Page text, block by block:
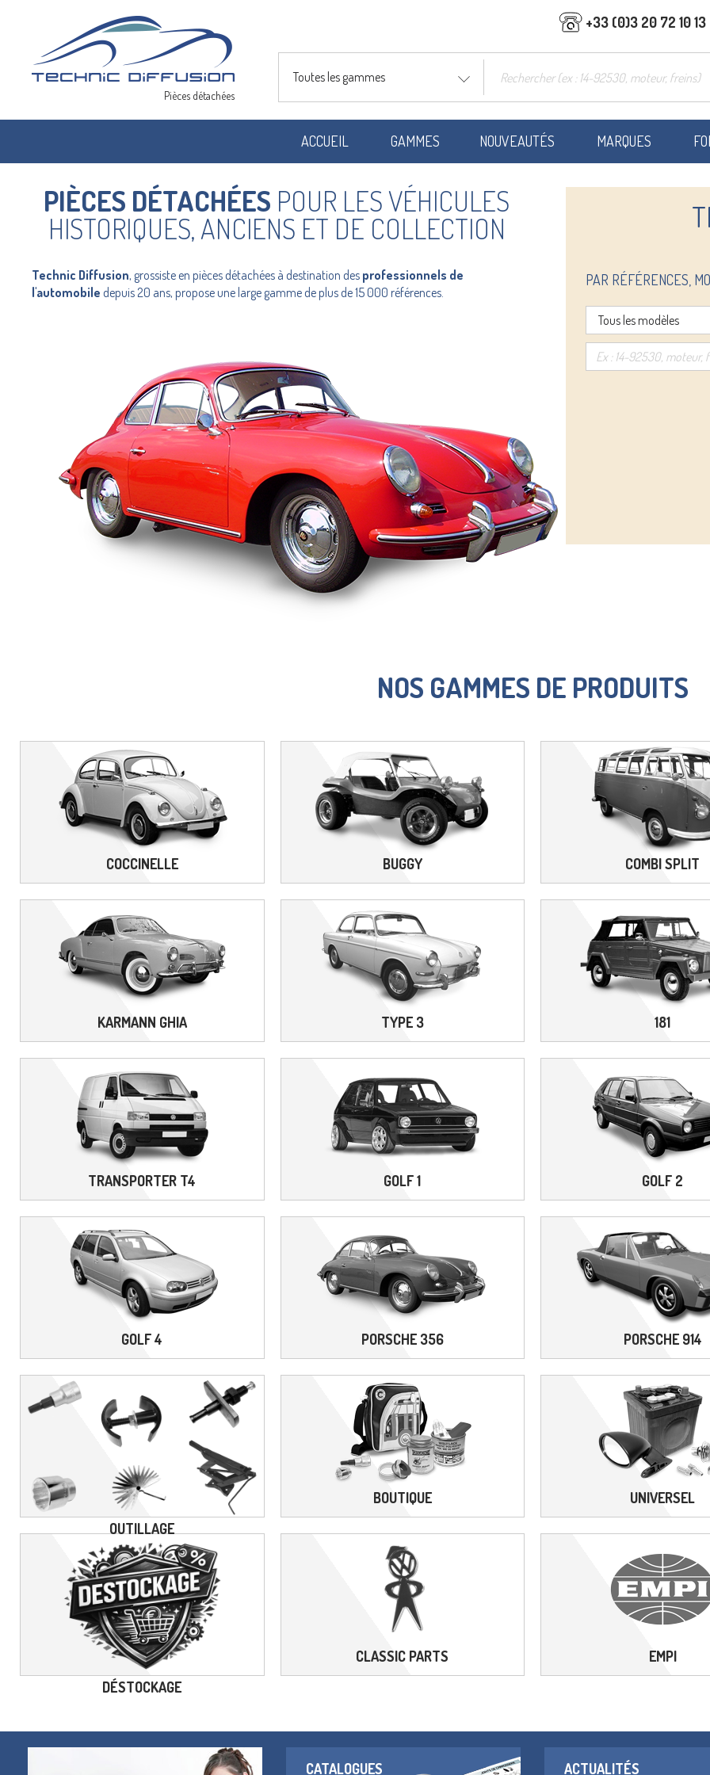
Pièces détachées
+33 (0)3 20 72 10 13
Toutes les gammes
ACCUEIL GAMMES NOUVEAUTÉS MARQUES
PIÈCES DÉTACHÉES POUR LES VÉHICULES
HISTORIQUES, ANCIENS ET DE COLLECTION
Technic Diffusion, grossiste en pièces détachées à destination des professionnels de
l'automobile depuis 20 ans, propose une large gamme de plus de 15 000 références.
PAR RÉFÉRENCES,
NOS GAMMES DE PRODUITS
COCCINELLE BUGGY COMBI SPLIT
KARMANN GHIA TYPE 3 181
TRANSPORTER T4 GOLF 1 GOLF 2
GOLF 4 PORSCHE 356 PORSCHE 914
OUTILLAGE
BOUTIQUE UNIVERSEL
DÉSTOCKAGE
CLASSIC PARTS EMPI
CATALOGUES ACTUALITÉS